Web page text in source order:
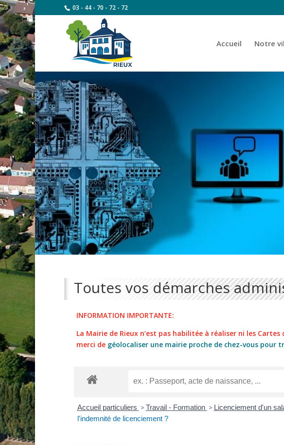
03 - 44 - 70 - 72 - 72
Accueil Notre
Toutes vos démarches
INFORMATION IMPORTANTE:
La Mairie de Rieux n’est pas habilitée à réaliser ni les Cartes
merci de géolocaliser une mairie proche de chez-vous pour
Accueil particuliers > Travail - Formation > Licenciement d'un
l'indemnité de licenciement ?